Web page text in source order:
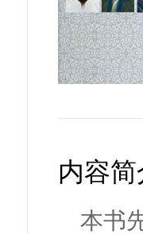
内容简
本书